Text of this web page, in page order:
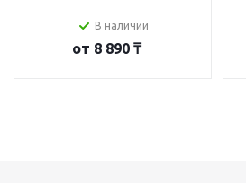
В наличии
от 8 890 ₸